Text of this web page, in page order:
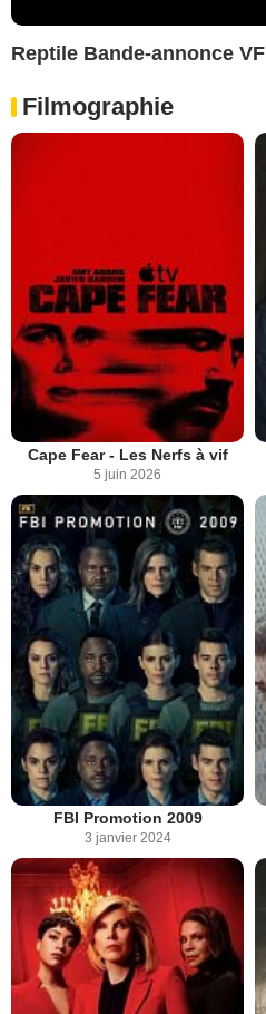
Reptile Bande-annonce VF
Filmographie
Cape Fear - Les Nerfs à vif
5 juin 2026
FBI Promotion 2009
3 janvier 2024